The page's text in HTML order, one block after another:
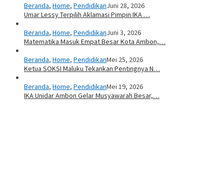
Beranda, Home, PendidikanJuni 28, 2026
Umar Lessy Terpilih Aklamasi Pimpin IKA …
Beranda, Home, PendidikanJuni 3, 2026
Matematika Masuk Empat Besar Kota Ambon,…
Beranda, Home, PendidikanMei 25, 2026
Ketua SOKSI Maluku Tekankan Pentingnya N…
Beranda, Home, PendidikanMei 19, 2026
IKA Unidar Ambon Gelar Musyawarah Besar,…